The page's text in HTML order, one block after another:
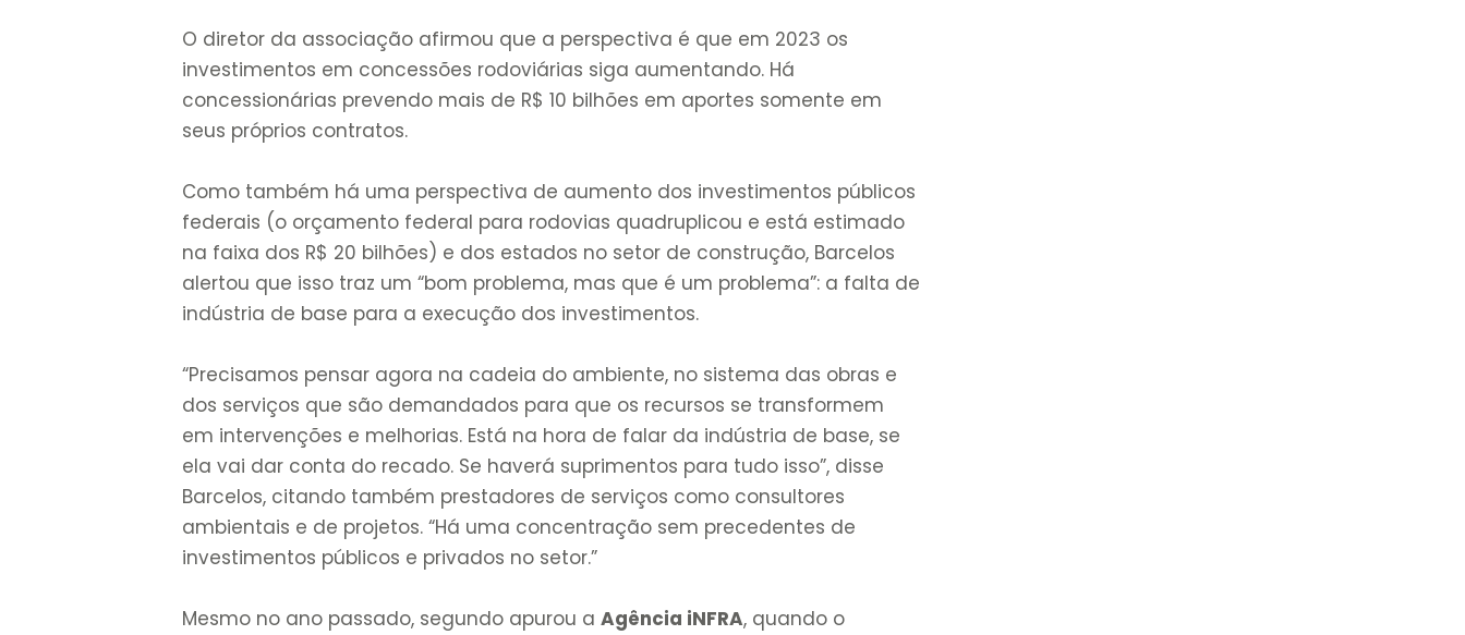
O diretor da associação afirmou que a perspectiva é que em 2023 os
investimentos em concessões rodoviárias siga aumentando. Há
concessionárias prevendo mais de R$ 10 bilhões em aportes somente em
seus próprios contratos.
Como também há uma perspectiva de aumento dos investimentos públicos
federais (o orçamento federal para rodovias quadruplicou e está estimado
na faixa dos R$ 20 bilhões) e dos estados no setor de construção, Barcelos
alertou que isso traz um “bom problema, mas que é um problema”: a falta de
indústria de base para a execução dos investimentos.
“Precisamos pensar agora na cadeia do ambiente, no sistema das obras e
dos serviços que são demandados para que os recursos se transformem
em intervenções e melhorias. Está na hora de falar da indústria de base, se
ela vai dar conta do recado. Se haverá suprimentos para tudo isso”, disse
Barcelos, citando também prestadores de serviços como consultores
ambientais e de projetos. “Há uma concentração sem precedentes de
investimentos públicos e privados no setor.”
Mesmo no ano passado, segundo apurou aAgência iNFRA, quando o